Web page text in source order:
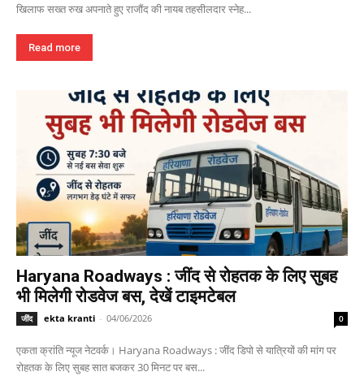
खिलाफ सख्त रुख अपनाते हुए राजौंद की नायब तहसीलदार स्नेह...
Read more
Haryana Roadways : जींद से रोहतक के लिए सुबह
भी मिलेगी रोडवेज बस, देखें टाइमटेबल
जींद ekta kranti - 04/06/2026 0
एकता क्रांति न्यूज नेटवर्क। Haryana Roadways : जींद डिपो से यात्रियों की मांग पर
रोहतक के लिए सुबह सात बजकर 30 मिनट पर बस...